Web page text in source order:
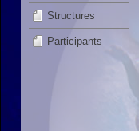
Structures
Participants